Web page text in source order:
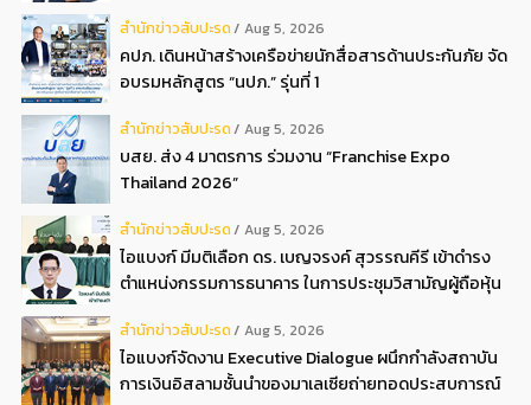
สํานักข่าวสับปะรด Aug 5, 2026
คปภ. เดินหน้าสร้างเครือข่ายนักสื่อสารด้านประกันภัย จัด
อบรมหลักสูตร “นปภ.” รุ่นที่ 1
สํานักข่าวสับปะรด Aug 5, 2026
บสย. ส่ง 4 มาตรการ ร่วมงาน “Franchise Expo
Thailand 2026”
สํานักข่าวสับปะรด Aug 5, 2026
ไอแบงก์ มีมติเลือก ดร. เบญจรงค์ สุวรรณคีรี เข้าดำรง
ตำแหน่งกรรมการธนาคาร ในการประชุมวิสามัญผู้ถือหุ้น
สํานักข่าวสับปะรด Aug 5, 2026
ไอแบงก์จัดงาน Executive Dialogue ผนึกกำลังสถาบัน
การเงินอิสลามชั้นนำของมาเลเซียถ่ายทอดประสบการณ์